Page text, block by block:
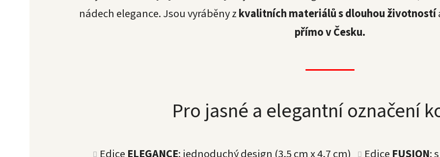
nádech elegance. Jsou vyráběny zkvalitních materiálů s dlouhou životností
přímo v Česku.
Pro jasné a elegantní označení